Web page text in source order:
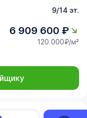
9/14 эт.
6 909 600 ₽
120 000₽/м²